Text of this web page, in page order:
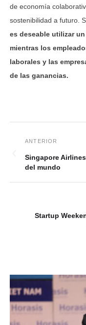
de economía
sostenibilidad a futuro.
es deseable utilizar
mientras los
laborales y las
de las ganancias.
Singapore
del mundo
Startup